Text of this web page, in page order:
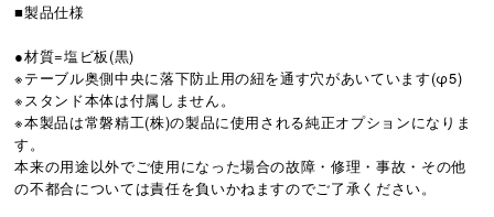
■製品仕様
●材質=塩ビ板(黒)
※テーブル奥側中央に落下防止用の紐を通す穴があいています(φ5)
※スタンド本体は付属しません。
※本製品は常磐精工(株)の製品に使用される純正オプションになりま
す。
本来の用途以外でご使用になった場合の故障・修理・事故・その他
の不都合については責任を負いかねますのでご了承ください。